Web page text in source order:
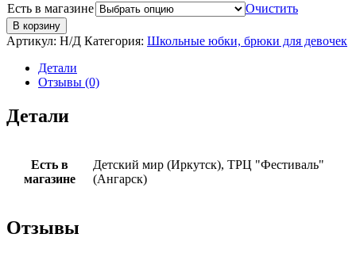
Есть в магазине Очистить
В корзину
Артикул: Н/Д Категория: Школьные юбки, брюки для девочек
Детали
Отзывы (0)
Детали
Есть в
магазине
Детский мир (Иркутск), ТРЦ "Фестиваль"
(Ангарск)
Отзывы